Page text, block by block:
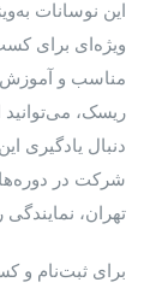
این نوسانات
ویژه‌ای برای
مناسب و
ریسک، می‌توانید
دنبال یادگیری
شرکت در
تهران،
برای ثبت‌نام و